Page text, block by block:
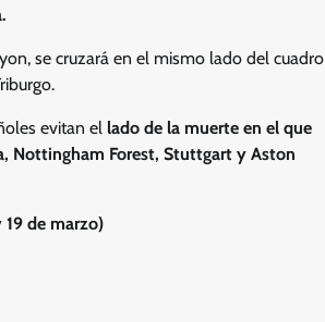
se cruzará en el mismo lado del cuadro
evitan el lado de la muerte en el que
Nottingham Forest, Stuttgart y Aston
de marzo)